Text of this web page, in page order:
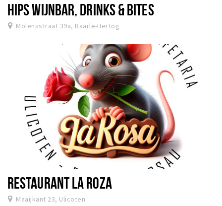
HIPS WIJNBAR, DRINKS & BITES
Molensstraat 39a, Baarle-Hertog
RESTAURANT LA ROZA
Maaijkant 23, Ulicoten